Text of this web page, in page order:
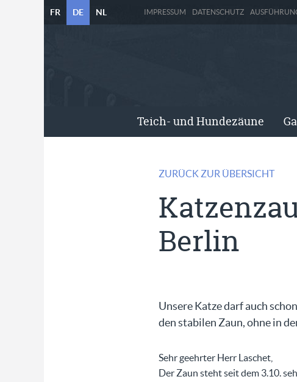
FR DE NL IMPRESSUM DATENSCHUTZ
Teich- und Hundezäune
ZURÜCK ZUR ÜBERSICHT
Berlin
Unsere Katze darf auch
den stabilen Zaun, ohne in
Sehr geehrter Herr Laschet,
Der Zaun steht seit dem 3.10.